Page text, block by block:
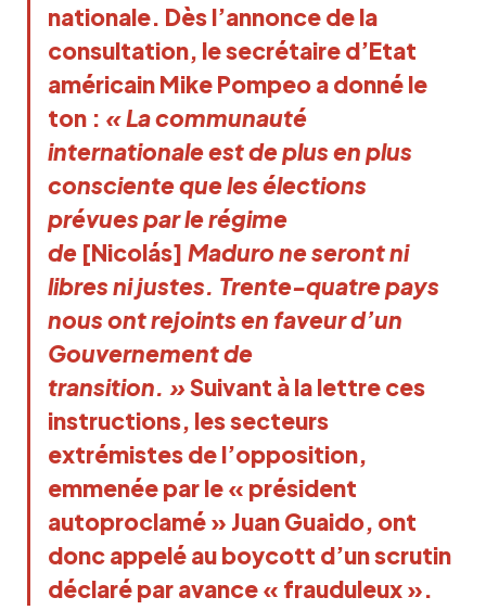
nationale. Dès l’annonce de la
consultation, le secrétaire d’Etat
américain Mike Pompeo a donné le
ton : « La communauté
internationale est de plus en plus
consciente que les élections
prévues par le régime
de [Nicolás] Maduro ne seront ni
libres ni justes. Trente-quatre pays
nous ont rejoints en faveur d’un
Gouvernement de
transition. »Suivant à la lettre ces
instructions, les secteurs
extrémistes de l’opposition,
emmenée par le « président
autoproclamé » Juan Guaido, ont
donc appelé au boycott d’un scrutin
déclaré par avance « frauduleux ».